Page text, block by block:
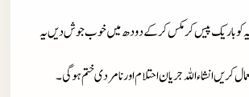
کو باریک پیس کر مکس کر کے دودھ میں خوب جوش دیں یہ